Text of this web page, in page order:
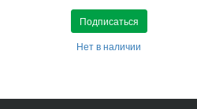
Подписаться
Нет в наличии